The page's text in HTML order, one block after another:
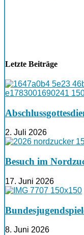
Letzte Beiträge
2. Juli 2026
Besuch im
17. Juni 2026
8. Juni 2026